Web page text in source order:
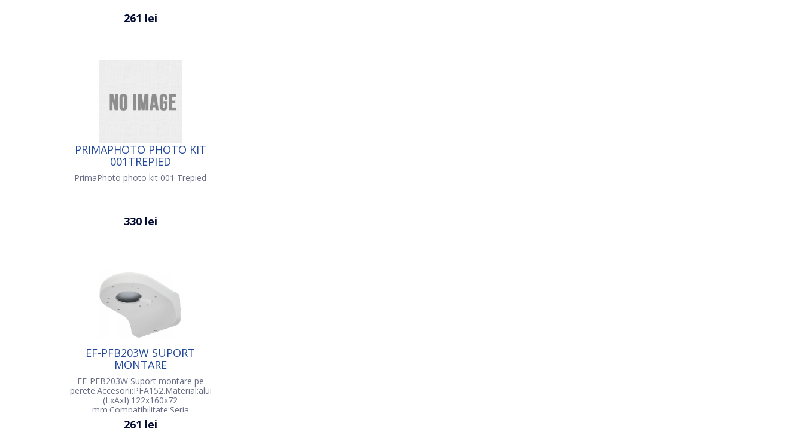
261 lei
PRIMAPHOTO PHOTO KIT
001TREPIED
PrimaPhoto photo kit 001 Trepied
330 lei
EF-PFB203W SUPORT
MONTARE
EF-PFB203W Suport montare pe
perete.Accesorii:PFA152.Material:aluminiu.IP66.Dimensiuni
(LxAxI):122x160x72
mm.Compatibilitate:Seria
SD22,HDWxxE/S,HDBWxxE,HDWxxR-
Z,HDBWxxR-Z/VF
261 lei